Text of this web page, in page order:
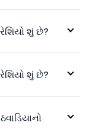
શું છે?
શું છે?